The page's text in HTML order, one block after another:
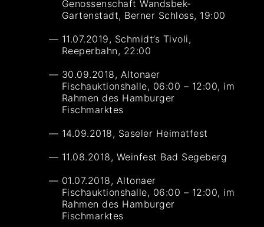
Genossenschaft Wandsbek-
Gartenstadt, Berner Schloss, 19:00
11.07.2019, Schmidt’s Tivoli,
Reeperbahn, 22:00
30.09.2018, Altonaer
Fischauktionshalle, 06:00 – 12:00, im
Rahmen des Hamburger
Fischmarktes
14.09.2018, Saseler Heimatfest
11.08.2018, Weinfest Bad Segeberg
01.07.2018, Altonaer
Fischauktionshalle, 06:00 – 12:00, im
Rahmen des Hamburger
Fischmarktes